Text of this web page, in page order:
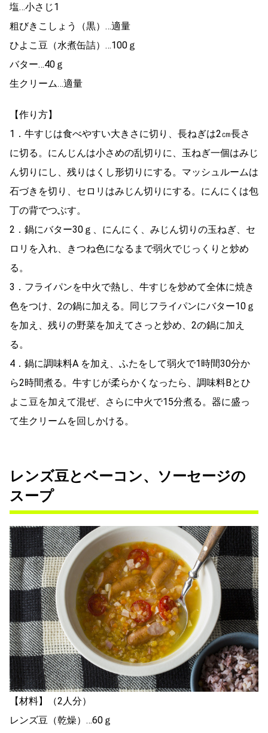
塩…小さじ1
粗びきこしょう（黒）…適量
ひよこ豆（水煮缶詰）…100ｇ
バター…40ｇ
生クリーム…適量
【作り方】
1．牛すじは食べやすい大きさに切り、長ねぎは2㎝長さ
に切る。にんじんは小さめの乱切りに、玉ねぎ一個はみじ
ん切りにし、残りはくし形切りにする。マッシュルームは
石づきを切り、セロリはみじん切りにする。にんにくは包
丁の背でつぶす。
2．鍋にバター30ｇ、にんにく、みじん切りの玉ねぎ、セ
ロリを入れ、きつね色になるまで弱火でじっくりと炒め
る。
3．フライパンを中火で熱し、牛すじを炒めて全体に焼き
色をつけ、2の鍋に加える。同じフライパンにバター10ｇ
を加え、残りの野菜を加えてさっと炒め、2の鍋に加え
る。
4．鍋に調味料A を加え、ふたをして弱火で1時間30分か
ら2時間煮る。牛すじが柔らかくなったら、調味料Bとひ
よこ豆を加えて混ぜ、さらに中火で15分煮る。器に盛っ
て生クリームを回しかける。
レンズ豆とベーコン、ソーセージの
スープ
【材料】（2人分）
レンズ豆（乾燥）…60ｇ